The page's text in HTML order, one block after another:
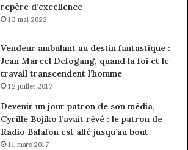
repère d’excellence
13 mai 2022
Vendeur ambulant au destin fantastique :
Jean Marcel Defogang, quand la foi et le
travail transcendent l’homme
12 juillet 2017
Devenir un jour patron de son média,
Cyrille Bojiko l’avait rêvé : le patron de
Radio Balafon est allé jusqu’au bout
11 mars 2017